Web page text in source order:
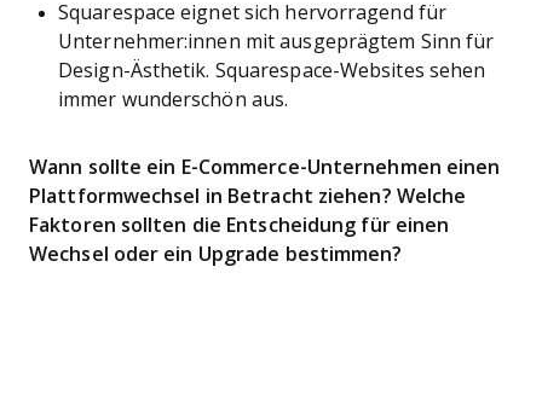
Squarespace eignet sich hervorragend für
Unternehmer:innen mit ausgeprägtem Sinn für
Design-Ästhetik. Squarespace-Websites sehen
immer wunderschön aus.
Wann sollte ein E-Commerce-Unternehmen einen
Plattformwechsel in Betracht ziehen? Welche
Faktoren sollten die Entscheidung für einen
Wechsel oder ein Upgrade bestimmen?